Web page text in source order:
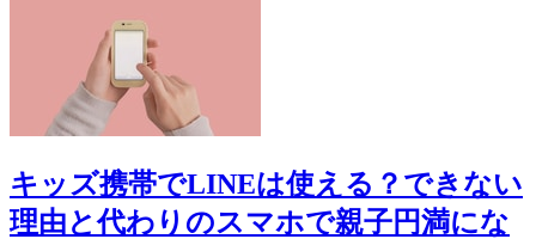
キッズ携帯でLINEは使える？できない
理由と代わりのスマホで親子円満にな